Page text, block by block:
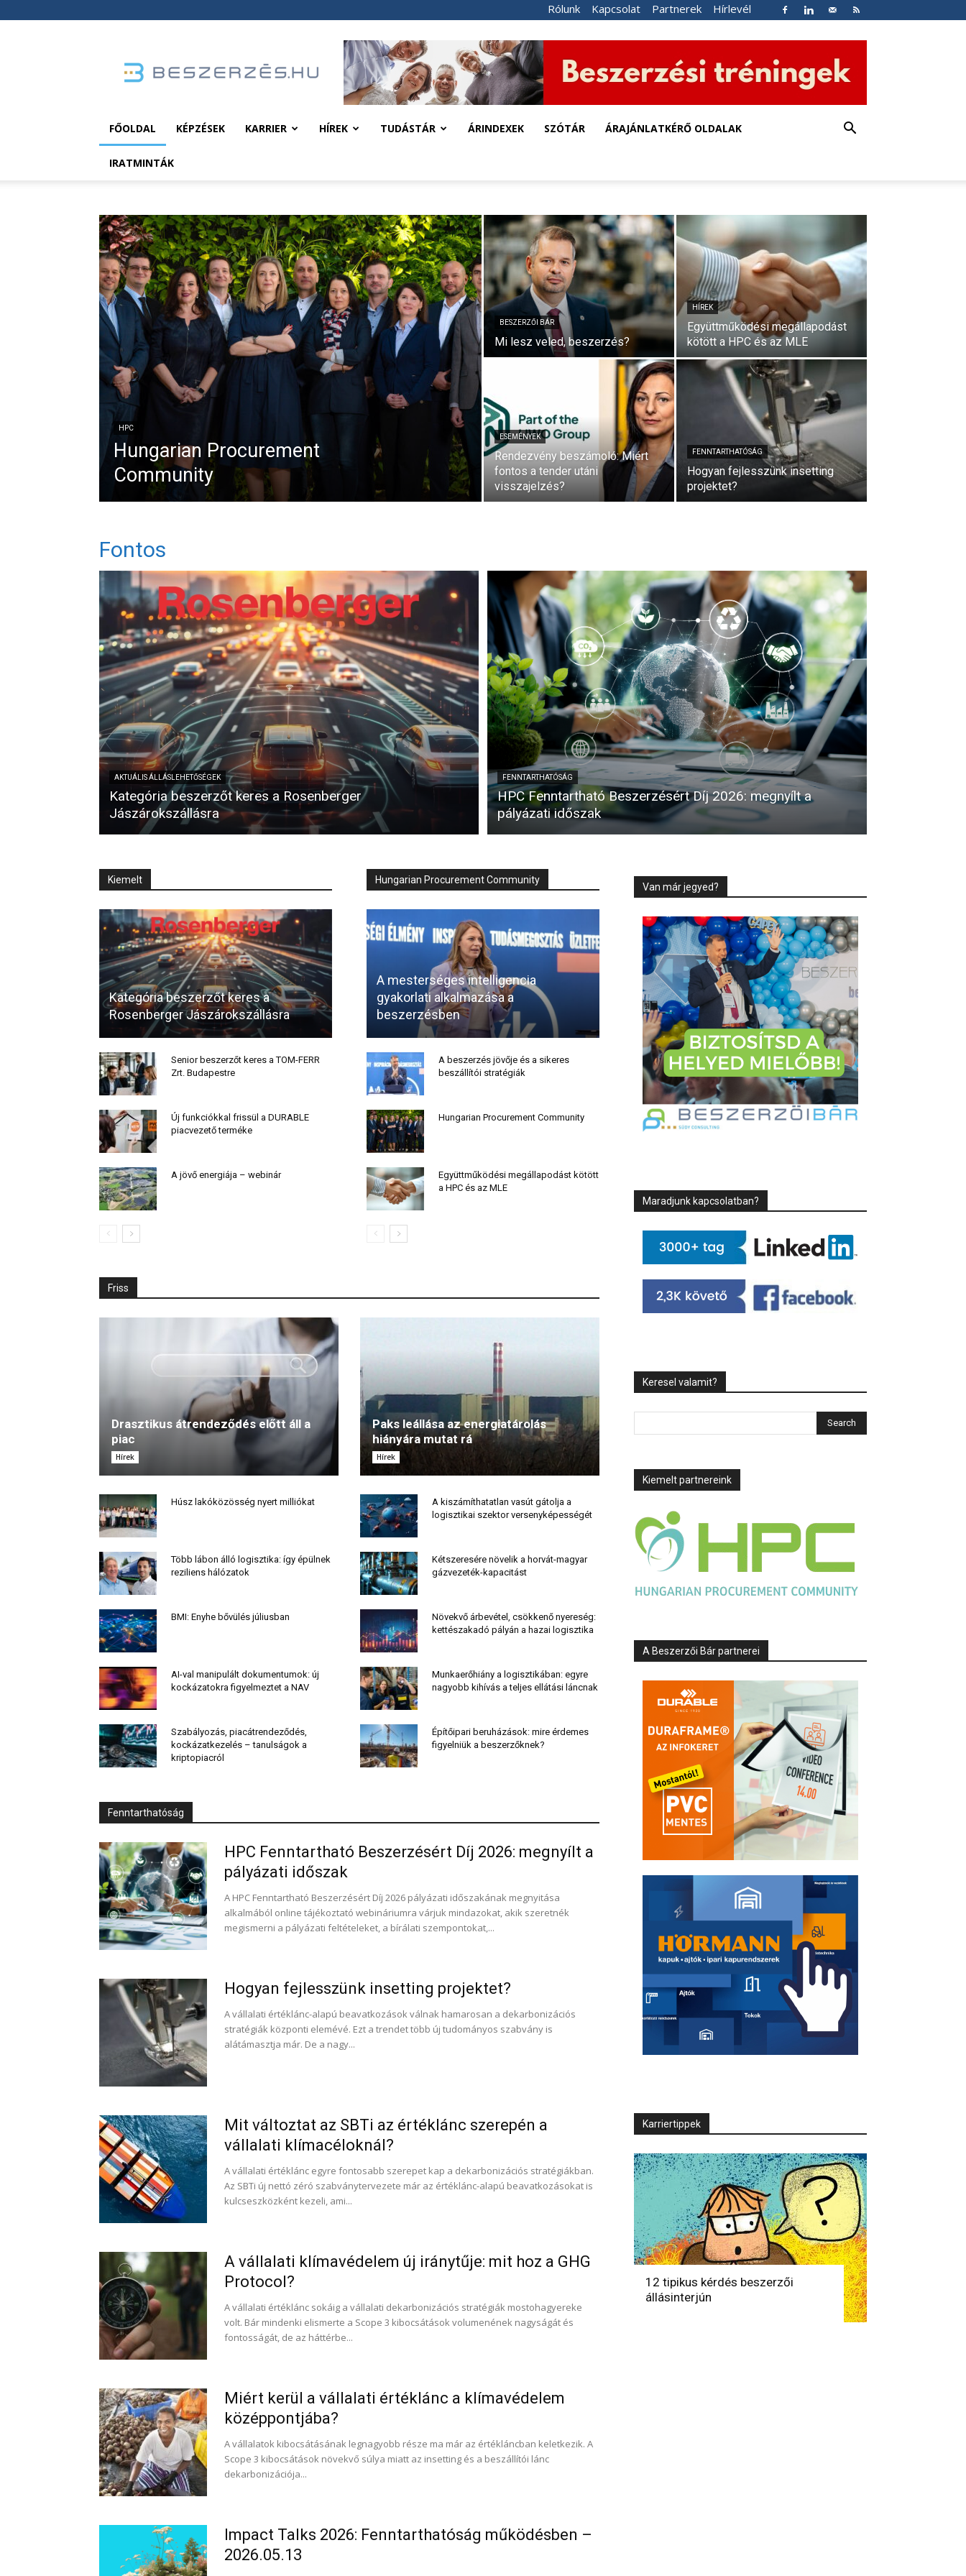
Rólunk Kapcsolat Partnerek Hírlevél
FŐOLDAL KÉPZÉSEK KARRIER HÍREK TUDÁSTÁR ÁRINDEXEK SZÓTÁR ÁRAJÁNLATKÉRŐ OLDALAK
IRATMINTÁK
HPC
Hungarian Procurement
Community
BESZERZŐI BÁR
Mi lesz veled, beszerzés?
HÍREK
Együttműködési megállapodást
kötött a HPC és az MLE
ESEMÉNYEK
Rendezvény beszámoló: Miért
fontos a tender utáni
visszajelzés?
FENNTARTHATÓSÁG
Hogyan fejlesszünk insetting
projektet?
Fontos
AKTUÁLIS ÁLLÁSLEHETŐSÉGEK
Kategória beszerzőt keres a Rosenberger
Jászárokszállásra
FENNTARTHATÓSÁG
HPC Fenntartható Beszerzésért Díj 2026: megnyílt a
pályázati időszak
Kiemelt
Kategória beszerzőt keres a
Rosenberger Jászárokszállásra
Senior beszerzőt keres a TOM-FERR
Zrt. Budapestre
Új funkciókkal frissül a DURABLE
piacvezető terméke
A jövő energiája – webinár
Hungarian Procurement Community
A mesterséges intelligencia
gyakorlati alkalmazása a
beszerzésben
A beszerzés jövője és a sikeres
beszállítói stratégiák
Hungarian Procurement Community
Együttműködési megállapodást kötött
a HPC és az MLE
Friss
Drasztikus átrendeződés előtt áll a
piac
Hírek
Paks leállása az energiatárolás
hiányára mutat rá
Hírek
Húsz lakóközösség nyert milliókat
A kiszámíthatatlan vasút gátolja a
logisztikai szektor versenyképességét
Több lábon álló logisztika: így épülnek
reziliens hálózatok
Kétszeresére növelik a horvát-magyar
gázvezeték-kapacitást
BMI: Enyhe bővülés júliusban
Növekvő árbevétel, csökkenő nyereség:
kettészakadó pályán a hazai logisztika
AI-val manipulált dokumentumok: új
kockázatokra figyelmeztet a NAV
Munkaerőhiány a logisztikában: egyre
nagyobb kihívás a teljes ellátási láncnak
Szabályozás, piacátrendeződés,
kockázatkezelés – tanulságok a
kriptopiacról
Építőipari beruházások: mire érdemes
figyelniük a beszerzőknek?
Fenntarthatóság
HPC Fenntartható Beszerzésért Díj 2026: megnyílt a
pályázati időszak
A HPC Fenntartható Beszerzésért Díj 2026 pályázati időszakának megnyitása
alkalmából online tájékoztató webináriumra várjuk mindazokat, akik szeretnék
megismerni a pályázati feltételeket, a bírálati szempontokat,...
Hogyan fejlesszünk insetting projektet?
A vállalati értéklánc-alapú beavatkozások válnak hamarosan a dekarbonizációs
stratégiák központi elemévé. Ezt a trendet több új tudományos szabvány is
alátámasztja már. De a nagy...
Mit változtat az SBTi az értéklánc szerepén a
vállalati klímacéloknál?
A vállalati értéklánc egyre fontosabb szerepet kap a dekarbonizációs stratégiákban.
Az SBTi új nettó zéró szabványtervezete már az értéklánc-alapú beavatkozásokat is
kulcseszközként kezeli, ami...
A vállalati klímavédelem új iránytűje: mit hoz a GHG
Protocol?
A vállalati értéklánc sokáig a vállalati dekarbonizációs stratégiák mostohagyereke
volt. Bár mindenki elismerte a Scope 3 kibocsátások volumenének nagyságát és
fontosságát, de az háttérbe...
Miért kerül a vállalati értéklánc a klímavédelem
középpontjába?
A vállalatok kibocsátásának legnagyobb része ma már az értékláncban keletkezik. A
Scope 3 kibocsátások növekvő súlya miatt az insetting és a beszállítói lánc
dekarbonizációja...
Impact Talks 2026: Fenntarthatóság működésben –
2026.05.13
Van már jegyed?
Maradjunk kapcsolatban?
Keresel valamit?
Kiemelt partnereink
A Beszerzői Bár partnerei
Karriertippek
12 tipikus kérdés beszerzői
állásinterjún